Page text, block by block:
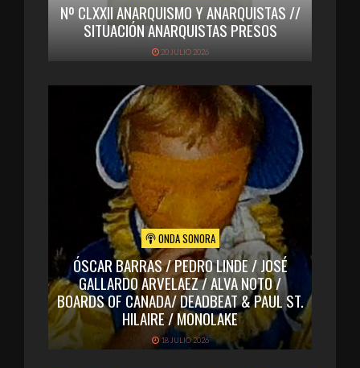
Nº CLXXII ANARQUISMO Y ANARQUISTAS //
SITUACIÓN ANARQUISTAS PRESOS
20 JULIO 2026
ONDA SONORA
ÓSCAR BARRAS / PEDRO LINDE / JOSÉ
GALLARDO ARVELAEZ / ALVA NOTO /
BOARDS OF CANADA/ DEADBEAT & PAUL ST.
HILAIRE / MONOLAKE
18 JULIO 2026